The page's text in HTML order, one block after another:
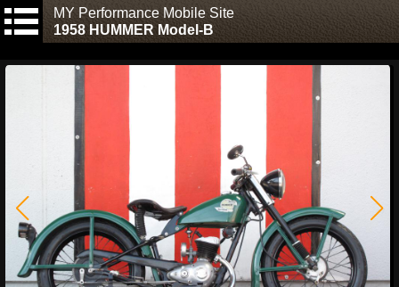
MY Performance Mobile Site
1958 HUMMER Model-B